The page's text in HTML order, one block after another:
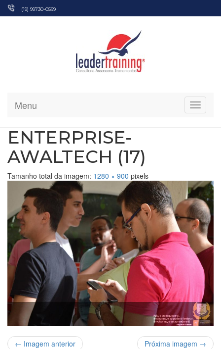
Pular
(19) 99730-0569
Menu
ENTERPRISE-
AWALTECH (17)
Tamanho total da imagem: 1280 × 900 pixels
← Imagem anterior Próxima imagem →